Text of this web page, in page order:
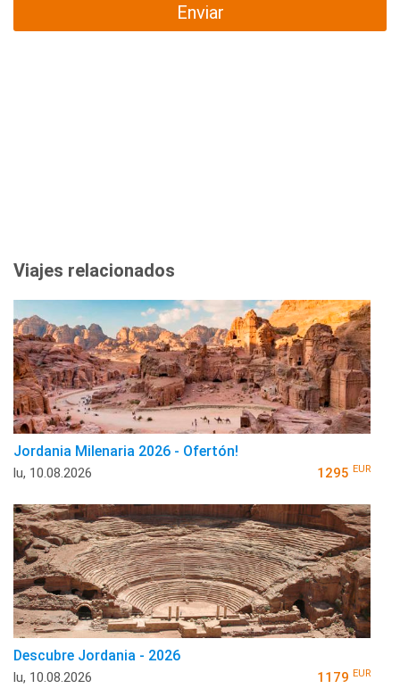
Enviar
Viajes relacionados
Jordania Milenaria 2026 - Ofertón!
lu, 10.08.2026 1295 EUR
Descubre Jordania - 2026
lu, 10.08.2026 1179 EUR